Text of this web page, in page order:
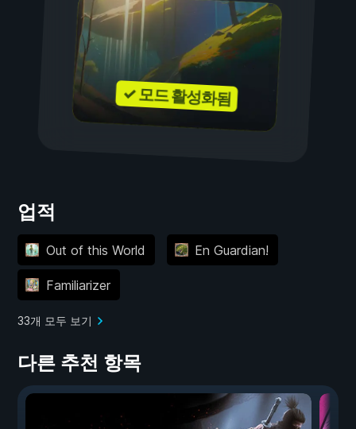
✓ 모드 활성화됨
업적
Out of this World En Guardian!
Familiarizer
33개 모두 보기
다른 추천 항목